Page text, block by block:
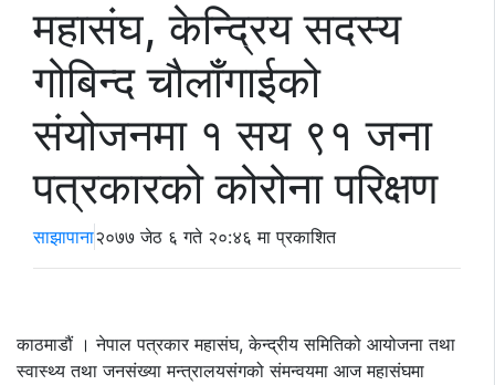
महासंघ, केन्द्रिय सदस्य
गोबिन्द चौलाँगाईको
संयोजनमा १ सय ९१ जना
पत्रकारको कोरोना परिक्षण
साझापाना२०७७ जेठ ६ गते २०:४६ मा प्रकाशित
काठमाडौं । नेपाल पत्रकार महासंघ, केन्द्रीय समितिको आयोजना तथा
स्वास्थ्य तथा जनसंख्या मन्त्रालयसंगको संमन्वयमा आज महासंघमा